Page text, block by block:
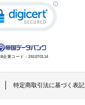
企業コード： 261070114
特定商取引法に基づく表記